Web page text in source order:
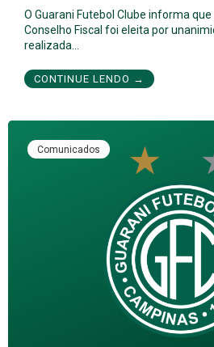
O Guarani Futebol Clube informa
Conselho Fiscal foi eleita por
realizada…
CONTINUE LENDO →
Comunicados